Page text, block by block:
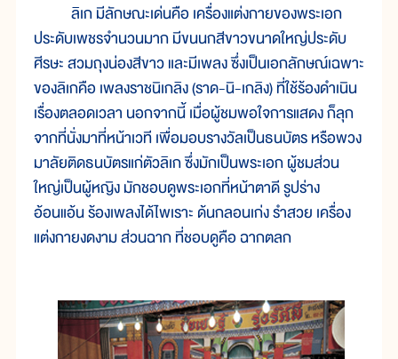
ลิเก มีลักษณะเด่นคือ เครื่องแต่งกายของพระเอก
ประดับเพชรจำนวนมาก มีขนนกสีขาวขนาดใหญ่ประดับ
ศีรษะ สวมถุงน่องสีขาว และมีเพลง ซึ่งเป็นเอกลักษณ์เฉพาะ
ของลิเกคือ เพลงราชนิเกลิง (ราด-นิ-เกลิง) ที่ใช้ร้องดำเนิน
เรื่องตลอดเวลา นอกจากนี้ เมื่อผู้ชมพอใจการแสดง ก็ลุก
จากที่นั่งมาที่หน้าเวที เพื่อมอบรางวัลเป็นธนบัตร หรือพวง
มาลัยติดธนบัตรแก่ตัวลิเก ซึ่งมักเป็นพระเอก ผู้ชมส่วน
ใหญ่เป็นผู้หญิง มักชอบดูพระเอกที่หน้าตาดี รูปร่าง
อ้อนแอ้น ร้องเพลงได้ไพเราะ ด้นกลอนเก่ง รำสวย เครื่อง
แต่งกายงดงาม ส่วนฉาก ที่ชอบดูคือ ฉากตลก